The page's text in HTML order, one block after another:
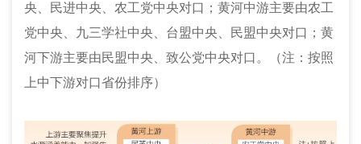
央、民进中央、农工党中央对口；黄河中游主要由农工
党中央、九三学社中央、台盟中央、民盟中央对口；黄
河下游主要由民盟中央、致公党中央对口。（注：按照
上中下游对口省份排序）